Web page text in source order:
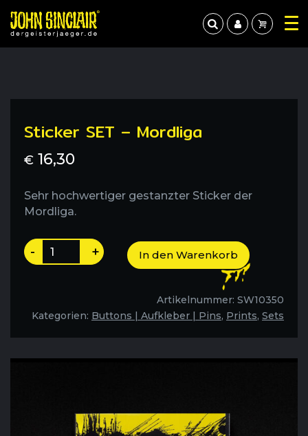
Sticker SET – Mordliga
€ 16,30
Sehr hochwertiger gestanzter Sticker der
Mordliga.
Sticker
SET
Menge
- + In den Warenkorb
Artikelnummer: SW10350
Kategorien: Buttons | Aufkleber | Pins, Prints, Sets